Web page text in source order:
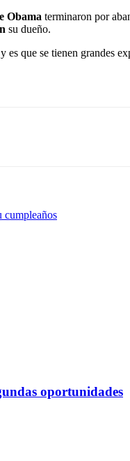
Obama terminaron por
su dueño.
es que se tienen grandes
cumpleaños
oportunidades